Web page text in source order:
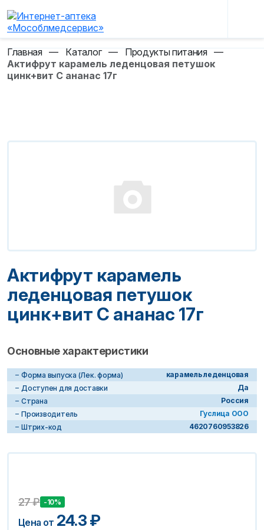
Главная — Каталог — Продукты питания —
Актифрут карамель леденцовая петушок
цинк+вит С ананас 17г
Актифрут карамель
леденцовая петушок
цинк+вит С ананас 17г
Основные характеристики
Форма выпуска (Лек. форма)
карамель леденцовая
Доступен для доставки
Да
Страна
Россия
Производитель
Гуслица ООО
Штрих-код
4620760953826
27₽ -10%
Цена от 24.3₽